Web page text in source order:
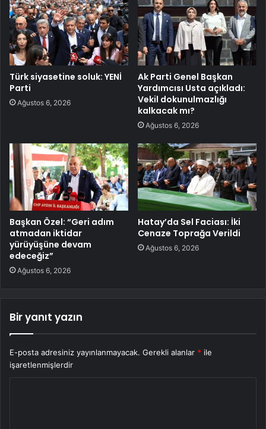
Türk siyasetine soluk: YENİ
Parti
Ağustos 6, 2026
Ak Parti Genel Başkan
Yardımcısı Usta açıkladı:
Vekil dokunulmazlığı
kalkacak mı?
Ağustos 6, 2026
Başkan Özel: “Geri adım
atmadan iktidar
yürüyüşüne devam
edeceğiz”
Ağustos 6, 2026
Hatay’da Sel Faciası: İki
Cenaze Toprağa Verildi
Ağustos 6, 2026
Bir yanıt yazın
E-posta adresiniz yayınlanmayacak. Gerekli alanlar * ile
işaretlenmişlerdir